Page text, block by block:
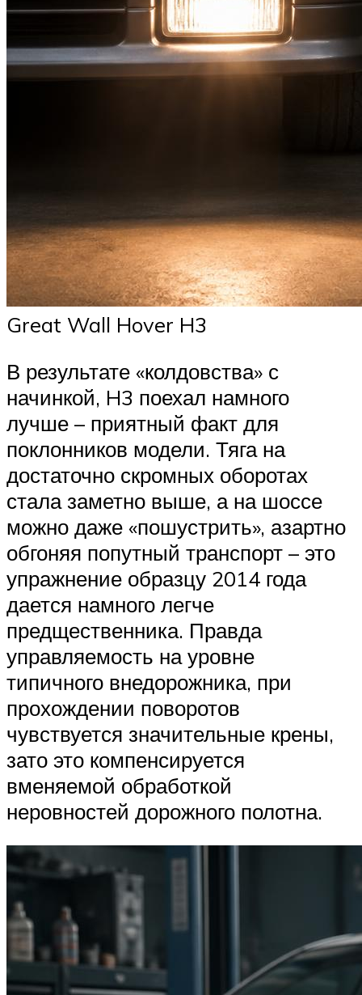
Great Wall Hover H3
В результате «колдовства» с
начинкой, H3 поехал намного
лучше – приятный факт для
поклонников модели. Тяга на
достаточно скромных оборотах
стала заметно выше, а на шоссе
можно даже «пошустрить», азартно
обгоняя попутный транспорт – это
упражнение образцу 2014 года
дается намного легче
предщественника. Правда
управляемость на уровне
типичного внедорожника, при
прохождении поворотов
чувствуется значительные крены,
зато это компенсируется
вменяемой обработкой
неровностей дорожного полотна.